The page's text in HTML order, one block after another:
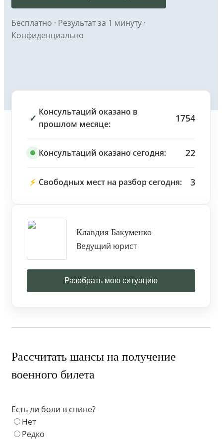
Бесплатно · Результат за 1 минуту ·
Конфиденциально
✓
Консультаций оказано в
прошлом месяце:
1754
Консультаций оказано сегодня: 22
⚡ Свободных мест на разбор сегодня: 3
Клавдия Бакуменко
Ведущий юрист
Разобрать мою ситуацию
Рассчитать шансы на получение
военного билета
Есть ли боли в спине?
Нет
Редко